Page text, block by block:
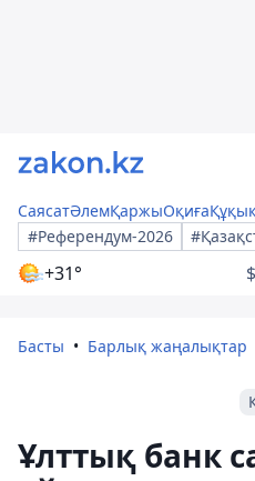
СаясатӘлемҚаржыОқиға
#Референдум-2026
+31° $
Басты Барлық жаңалықтар
Ұлттық банк